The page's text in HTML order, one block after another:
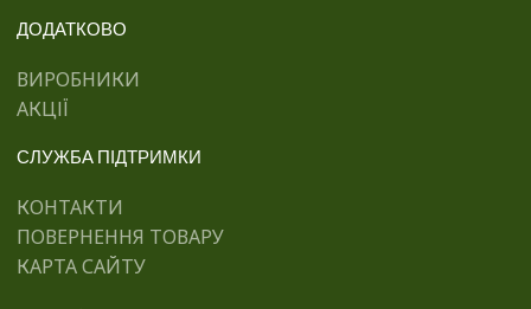
ДОДАТКОВО
ВИРОБНИКИ
АКЦІЇ
СЛУЖБА ПІДТРИМКИ
КОНТАКТИ
ПОВЕРНЕННЯ ТОВАРУ
КАРТА САЙТУ